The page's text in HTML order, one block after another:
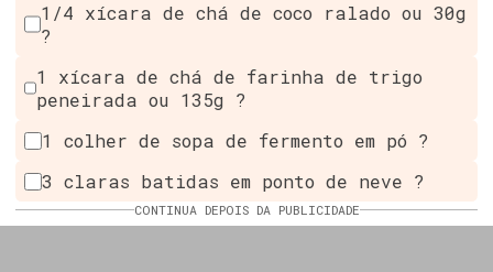
1/4 xícara de chá de coco ralado ou 30g
?
1 xícara de chá de farinha de trigo
peneirada ou 135g ?
1 colher de sopa de fermento em pó ?
3 claras batidas em ponto de neve ?
CONTINUA DEPOIS DA PUBLICIDADE